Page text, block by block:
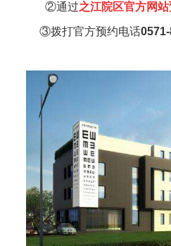
②通过之江院区官方网
③拨打官方预约电话